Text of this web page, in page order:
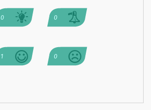
0 0
1 0